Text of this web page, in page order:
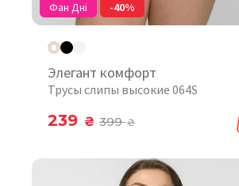
Фан Дні -40%
Элегант комфорт
Трусы слипы высокие 064S
239 ₴ 399₴